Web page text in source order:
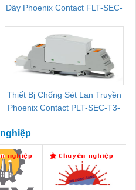
Dây Phoenix Contact FLT-SEC-
Thiết Bị Chống Sét Lan Truyền
Phoenix Contact PLT-SEC-T3-